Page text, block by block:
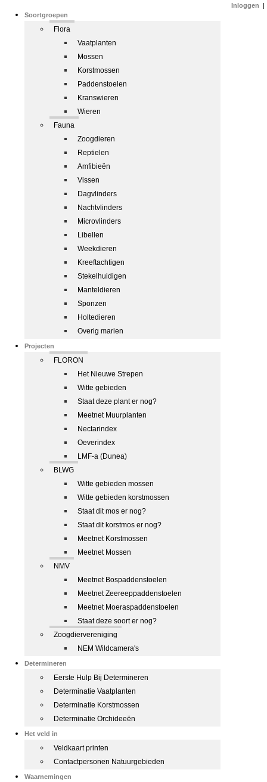
Soortgroepen
Flora
Vaatplanten
Mossen
Korstmossen
Paddenstoelen
Kranswieren
Wieren
Fauna
Zoogdieren
Reptielen
Amfibieën
Vissen
Dagvlinders
Nachtvlinders
Microvlinders
Libellen
Weekdieren
Kreeftachtigen
Stekelhuidigen
Manteldieren
Sponzen
Holtedieren
Overig marien
Projecten
FLORON
Het Nieuwe Strepen
Witte gebieden
Staat deze plant er nog?
Meetnet Muurplanten
Nectarindex
Oeverindex
LMF-a (Dunea)
BLWG
Witte gebieden mossen
Witte gebieden korstmossen
Staat dit mos er nog?
Staat dit korstmos er nog?
Meetnet Korstmossen
Meetnet Mossen
NMV
Meetnet Bospaddenstoelen
Meetnet Zeereeppaddenstoelen
Meetnet Moeraspaddenstoelen
Staat deze soort er nog?
Zoogdiervereniging
NEM Wildcamera's
Determineren
Eerste Hulp Bij Determineren
Determinatie Vaatplanten
Determinatie Korstmossen
Determinatie Orchideeën
Het veld in
Veldkaart printen
Contactpersonen Natuurgebieden
Waarnemingen
Inloggen |